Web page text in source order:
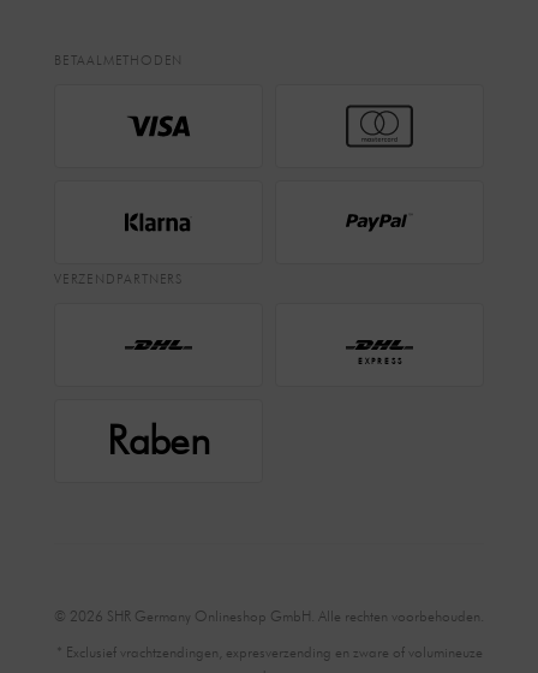
BETAALMETHODEN
VERZENDPARTNERS
EXPRESS
Raben
© 2026 SHR Germany Onlineshop GmbH. Alle rechten voorbehouden.
* Exclusief vrachtzendingen, expresverzending en zware of volumineuze